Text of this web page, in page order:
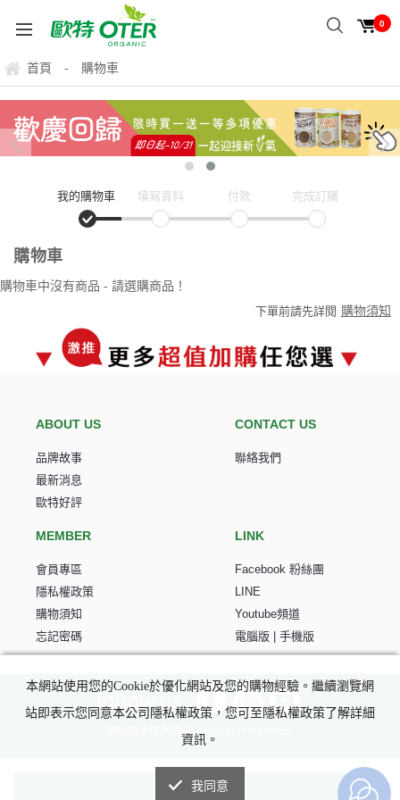
0
首頁 - 購物車
我的購物車 填寫資料 付款 完成訂購
購物車
購物車中沒有商品 - 請選購商品！
下單前請先詳閱 購物須知
ABOUT US
品牌故事
最新消息
歐特好評
CONTACT US
聯絡我們
MEMBER
會員專區
隱私權政策
購物須知
忘記密碼
LINK
Facebook 粉絲團
LINE
Youtube頻道
電腦版
手機版
歐特陪你吃有機 © copyright Reserved.
本網站使用您的Cookie於優化網站及您的購物經驗。繼續瀏覽網
站即表示您同意本公司隱私權政策，您可至隱私權政策了解詳細
資訊。
我同意